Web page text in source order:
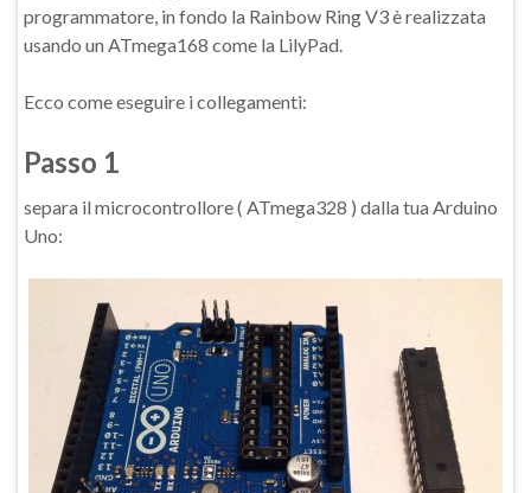
programmatore, in fondo la Rainbow Ring V3 è realizzata
usando un ATmega168 come la LilyPad.
Ecco come eseguire i collegamenti:
Passo 1
separa il microcontrollore ( ATmega328 ) dalla tua Arduino
Uno: